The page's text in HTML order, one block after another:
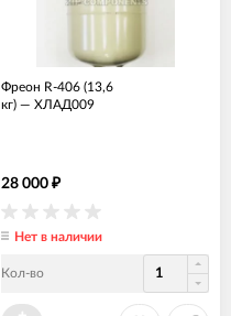
Фреон R-406 (13,6
кг) — ХЛАД009
28 000 ₽
Нет в наличии
Кол-во